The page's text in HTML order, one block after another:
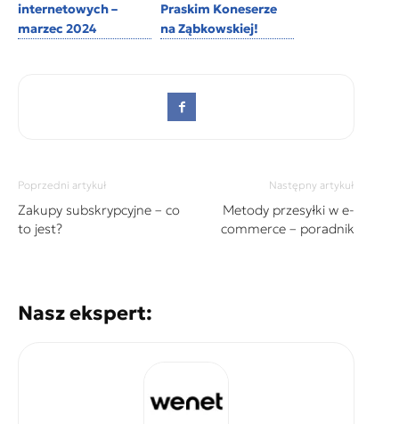
internetowych –
marzec 2024
Praskim Koneserze
na Ząbkowskiej!
Poprzedni artykuł
Zakupy subskrypcyjne – co
to jest?
Następny artykuł
Metody przesyłki w e-
commerce – poradnik
Nasz ekspert: